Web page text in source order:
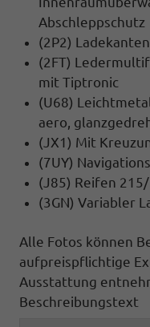
Abschleppschutz
(2P2)
(2FT)
mit Tiptronic
(U68)
aero,
(JX1) Mit
(7UY)
(J85) Reifen
(3GN) Variabler
Alle Fotos können
aufpreispflichtige
Ausstattung
Beschreibungstext